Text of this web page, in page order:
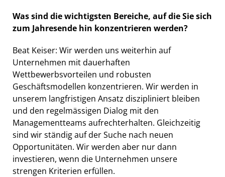
Was sind die wichtigsten Bereiche, auf die Sie sich
zum Jahresende hin konzentrieren werden?
Beat Keiser: Wir werden uns weiterhin auf
Unternehmen mit dauerhaften
Wettbewerbsvorteilen und robusten
Geschäftsmodellen konzentrieren. Wir werden in
unserem langfristigen Ansatz diszipliniert bleiben
und den regelmässigen Dialog mit den
Managementteams aufrechterhalten. Gleichzeitig
sind wir ständig auf der Suche nach neuen
Opportunitäten. Wir werden aber nur dann
investieren, wenn die Unternehmen unsere
strengen Kriterien erfüllen.